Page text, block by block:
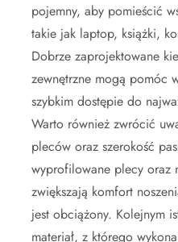
pojemny, aby pomieścić
takie jak laptop, książki,
Dobrze zaprojektowane
zewnętrzne mogą pomóc
szybkim dostępie do
Warto również zwrócić
pleców oraz szerokość
wyprofilowane plecy oraz
zwiększają komfort
jest obciążony. Kolejnym
materiał, z którego